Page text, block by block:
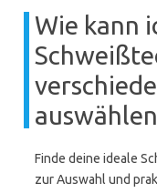
Wie kann
Finde deine ideale
zur Auswahl und